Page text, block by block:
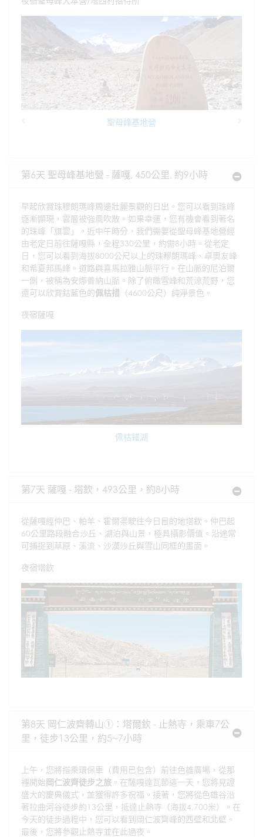
聖母峰基地營
第6天 聖母峰基地營 - 薩嘎, 450公里, 約9小時
早起欣賞珠穆朗瑪峰周邊壯麗景觀的日出。您可以看到珠峰
逐漸顯現，雲層被強風吹散。如果幸運，您有機會看到著名
的珠峰「旗雲」。近中午時分，我們需要從聖母峰基地營經
由老定日前往薩嘎縣，全程330公里，約需8小時。從老定
日，您可以看到海拔8000公尺以上的珠穆朗瑪峰、卓奧友峰
和希夏邦馬峰。道路與喜馬拉雅山脈平行。在山脈的尼泊爾
一側，被稱為安娜普納山脈。除了俯瞰雪峰和荒涼荒野，您
還可以欣賞鈷藍色的佩枯措 （4600公尺）純淨景色。
夜宿薩嘎
佩枯錯湖
第7天 薩嘎 - 塔欽，493公里，約8小時
從薩嘎經仲巴、帕羊、霍爾渠駛往今日目的地塔欽。仲巴起
60公里路段融合沙丘、湖泊與山景，極具攝影價值。沿途常
可捕捉到草原、溪流、沙漠沙丘與雪山同框的畫面。
夜宿塔欽
第8天 岡仁波齊轉山①：塔爾欽 - 止熱寺，乘車7公
里，徒步13公里，約5~7小時
上午，您將搭乘環保車（費用已包含）前往色雄廣場，從那
裡開始 岡仁波齊徒步之旅 。在薩嘎達瓦節這一天，您將見證
盛大的慶典儀式，並獲得許多祝福。接著，您將從色雄谷沿
著拉曲河谷徒步約13公里，抵達止熱寺（海拔4,700米）。在
今天的徒步過程中，您可以看到岡仁波齊峰的西壁和北壁。
最後，您將參觀止熱寺並在此過夜。